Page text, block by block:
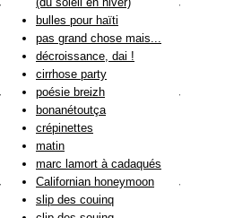
bulles pour haïti
pas grand chose mais...
décroissance, dai !
cirrhose party
poésie breizh
bonanétoutça
crépinettes
matin
marc lamort à cadaqués
Californian honeymoon
slip des couinq